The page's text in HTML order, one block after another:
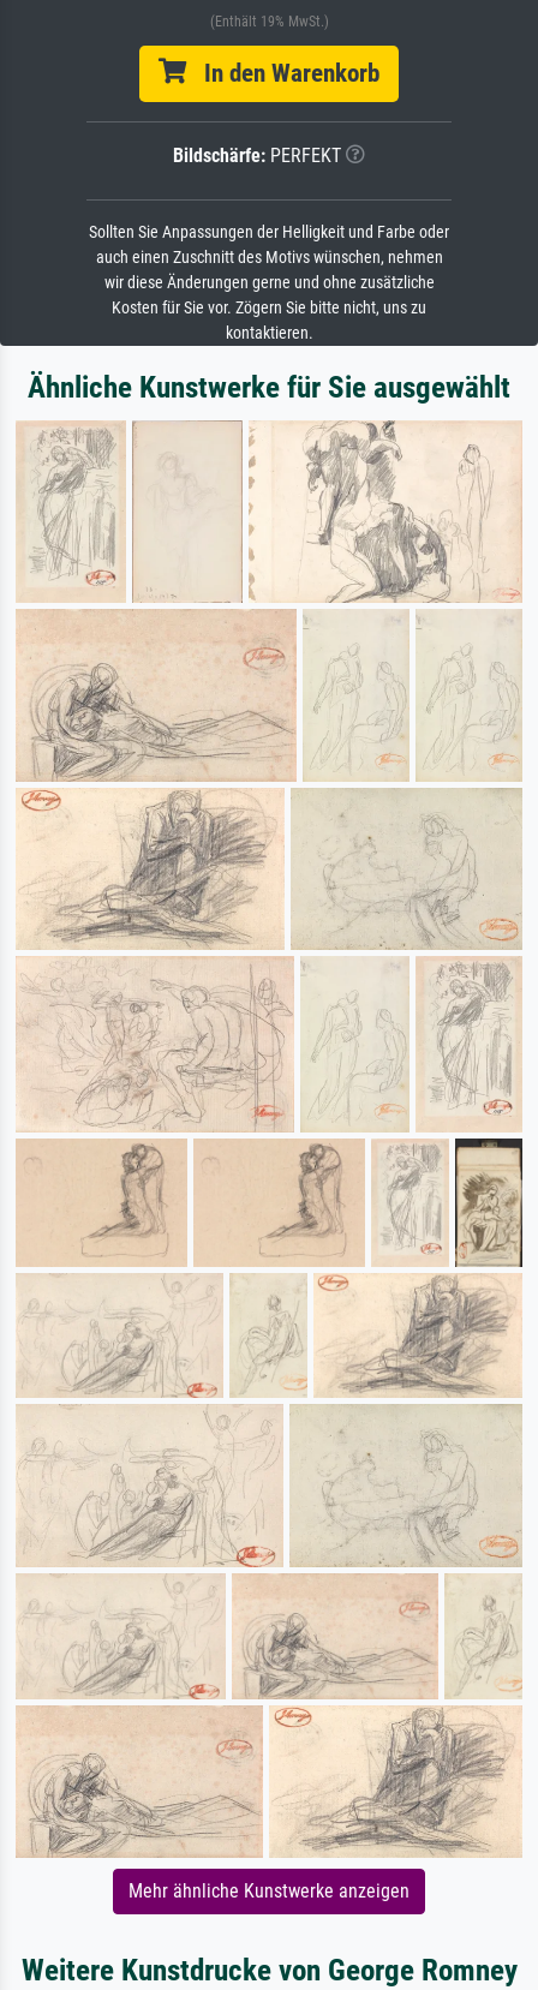
(Enthält 19% MwSt.)
In den Warenkorb
Bildschärfe: PERFEKT
Sollten Sie Anpassungen der Helligkeit und Farbe oder
auch einen Zuschnitt des Motivs wünschen, nehmen
wir diese Änderungen gerne und ohne zusätzliche
Kosten für Sie vor. Zögern Sie bitte nicht, uns zu
kontaktieren.
Ähnliche Kunstwerke für Sie ausgewählt
Mehr ähnliche Kunstwerke anzeigen
Weitere Kunstdrucke von George Romney